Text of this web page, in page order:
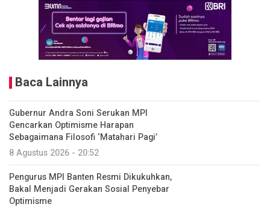
Baca Lainnya
Gubernur Andra Soni Serukan MPI
Gencarkan Optimisme Harapan
Sebagaimana Filosofi ‘Matahari Pagi’
8 Agustus 2026 - 20:52
Pengurus MPI Banten Resmi Dikukuhkan,
Bakal Menjadi Gerakan Sosial Penyebar
Optimisme